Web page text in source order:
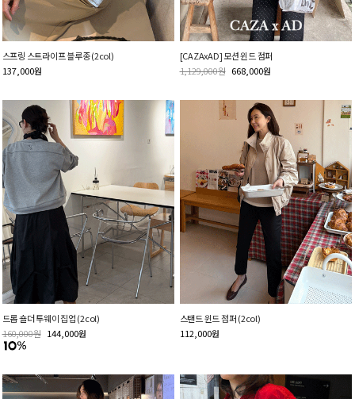
스프링 스트라이프 블루종 (2col)
137,000원
[CAZAxAD] 모션 윈드 점퍼
1,129,000원 668,000원
드롭 숄더 투웨이 집업 (2col)
160,000원 144,000원
스탠드 윈드 점퍼 (2col)
112,000원